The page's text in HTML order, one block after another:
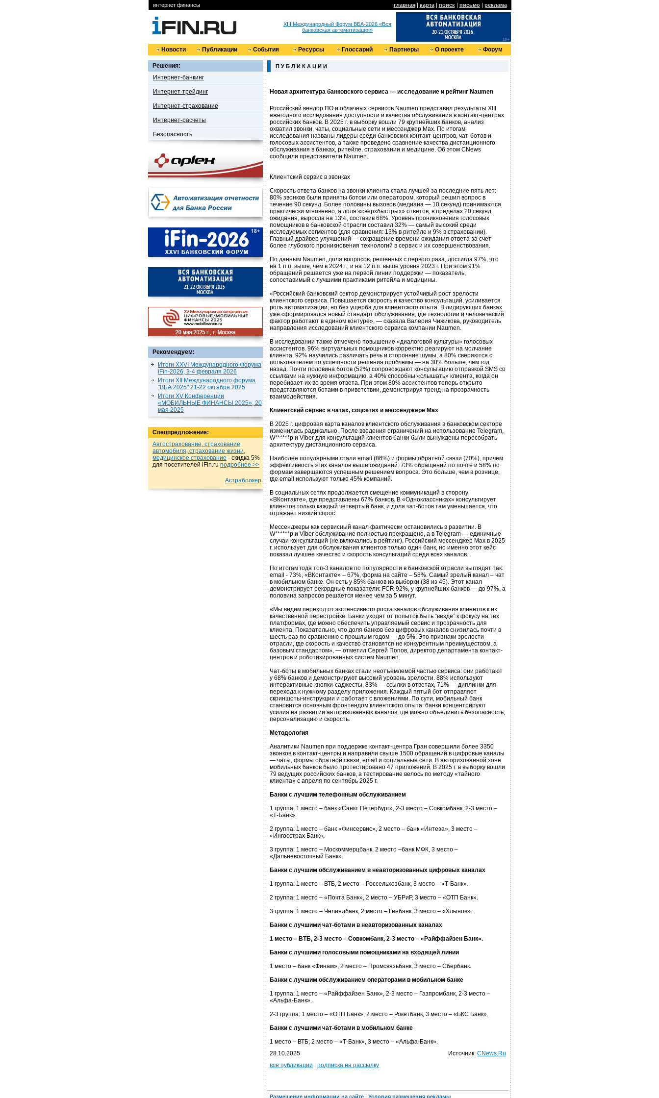
интернет финансы главная| карта| поиск| письмо| реклама
XIII Международный Форум ВБА-2026 «Вся
банковская автоматизация»
Новости Публикации События Ресурсы Глоссарий Партнеры О проекте Форум
Решения:
Интернет-банкинг
Интернет-трейдинг
Интернет-страхование
Интернет-расчеты
Безопасность
Рекомендуем:
Итоги XXVI Международного Форума
iFin-2026, 3-4 февраля 2026
Итоги XII Международного форума
"ВБА 2025" 21-22 октября 2025
Итоги XV Конференции
«МОБИЛЬНЫЕ ФИНАНСЫ 2025», 20
мая 2025
Спецпредложение:
Автострахование, страхование
автомобиля, страхование жизни,
медицинское страхование - cкидка 5%
для посетителей iFin.ru подробнеe >>
Астраброкер
П У Б Л И К А Ц И И
Новая архитектура банковского сервиса — исследование и рейтинг Naumen
Российский вендор ПО и облачных сервисов Naumen представил результаты XIII
ежегодного исследования доступности и качества обслуживания в контакт-центрах
российских банков. В 2025 г. в выборку вошли 79 крупнейших банков, анализ
охватил звонки, чаты, социальные сети и мессенджер Max. По итогам
исследования названы лидеры среди банковских контакт-центров, чат-ботов и
голосовых ассистентов, а также проведено сравнение качества дистанционного
обслуживания в банках, ритейле, страховании и медицине. Об этом CNews
сообщили представители Naumen.
Клиентский сервис в звонках
Скорость ответа банков на звонки клиента стала лучшей за последние пять лет:
80% звонков были приняты ботом или оператором, который решил вопрос в
течение 90 секунд. Более половины вызовов (медиана — 10 секунд) принимаются
практически мгновенно, а доля «сверхбыстрых» ответов, в пределах 20 секунд
ожидания, выросла на 13%, составив 68%. Уровень проникновения голосовых
помощников в банковской отрасли составил 32% — самый высокий среди
исследуемых сегментов (для сравнения: 13% в ритейле и 9% в страховании).
Главный драйвер улучшений — сокращение времени ожидания ответа за счет
более глубокого проникновения технологий в сервис и их совершенствования.
По данным Naumen, доля вопросов, решенных с первого раза, достигла 97%, что
на 1 п.п. выше, чем в 2024 г., и на 12 п.п. выше уровня 2023 г. При этом 91%
обращений решается уже на первой линии поддержки — показатель,
сопоставимый с лучшими практиками ритейла и медицины.
«Российский банковский сектор демонстрирует устойчивый рост зрелости
клиентского сервиса. Повышается скорость и качество консультаций, усиливается
роль автоматизации, но без ущерба для клиентского опыта. В лидирующих банках
уже сформировался новый стандарт обслуживания, где технологии и человеческий
фактор работают в едином контуре», — сказала Валерия Чижикова, руководитель
направления исследований клиентского сервиса компании Naumen.
В исследовании также отмечено повышение «диалоговой культуры» голосовых
ассистентов. 96% виртуальных помощников корректно реагируют на молчание
клиента, 92% научились различать речь и сторонние шумы, а 80% сверяются с
пользователем по успешности решения проблемы — на 30% больше, чем год
назад. Почти половина ботов (52%) сопровождают консультацию отправкой SMS со
ссылками на нужную информацию, а 40% способны «слышать» клиента, когда он
перебивает их во время ответа. При этом 80% ассистентов теперь открыто
представляются ботами в приветствии, демонстрируя тренд на прозрачность
взаимодействия.
Клиентский сервис в чатах, соцсетях и мессенджере Max
В 2025 г. цифровая карта каналов клиентского обслуживания в банковском секторе
изменилась радикально. После введения ограничений на использование Telegram,
W******p и Viber для консультаций клиентов банки были вынуждены пересобрать
архитектуру дистанционного сервиса.
Наиболее популярными стали email (86%) и формы обратной связи (70%), причем
эффективность этих каналов выше ожиданий: 73% обращений по почте и 58% по
формам завершаются успешным решением вопроса. Это больше, чем в рознице,
где email используют только 45% компаний.
В социальных сетях продолжается смещение коммуникаций в сторону
«ВКонтакте», где представлены 67% банков. В «Одноклассниках» консультирует
клиентов только каждый четвертый банк, и доля чат-ботов там уменьшается, что
отражает низкий спрос.
Мессенджеры как сервисный канал фактически остановились в развитии. В
W******p и Viber обслуживание полностью прекращено, а в Telegram — единичные
случаи консультаций (не включались в рейтинг). Российский мессенджер Max в 2025
г. использует для обслуживания клиентов только один банк, но именно этот кейс
показал лучшее качество и скорость консультаций среди всех каналов.
По итогам года топ-3 каналов по популярности в банковской отрасли выглядят так:
email - 73%, «ВКонтакте» – 67%, форма на сайте – 58%. Самый зрелый канал – чат
в мобильном банке. Он есть у 85% банков из выборки (38 из 45). Этот канал
демонстрирует рекордные показатели: FCR 92%, у крупнейших банков — до 97%, а
половина запросов решается менее чем за 5 минут.
«Мы видим переход от экстенсивного роста каналов обслуживания клиентов к их
качественной перестройке. Банки уходят от попыток быть “везде” к фокусу на тех
платформах, где можно обеспечить управляемый сервис и прозрачность для
клиента. Показательно, что доля банков без цифровых каналов снизилась почти в
шесть раз по сравнению с прошлым годом — до 5%. Это признаки зрелости
отрасли, где скорость и качество становятся не конкурентным преимуществом, а
базовым стандартом», — отметил Сергей Попов, директор департамента контакт-
центров и роботизированных систем Naumen.
Чат-боты в мобильных банках стали неотъемлемой частью сервиса: они работают
у 68% банков и демонстрируют высокий уровень зрелости. 88% используют
интерактивные кнопки-саджесты, 83% — ссылки в ответах, 71% — диплинки для
перехода к нужному разделу приложения. Каждый пятый бот отправляет
скриншоты-инструкции и работает с вложениями. По сути, мобильный банк
становится основным фронтендом клиентского опыта: банки концентрируют
усилия на развитии авторизованных каналов, где можно объединить безопасность,
персонализацию и скорость.
Методология
Аналитики Naumen при поддержке контакт-центра Гран совершили более 3350
звонков в контакт-центры и направили свыше 1500 обращений в цифровые каналы
— чаты, формы обратной связи, email и социальные сети. В авторизованной зоне
мобильных банков было протестировано 47 приложений. В 2025 г. в выборку вошли
79 ведущих российских банков, а тестирование велось по методу «тайного
клиента» с апреля по сентябрь 2025 г.
Банки с лучшим телефонным обслуживанием
1 группа: 1 место – банк «Санкт Петербург», 2-3 место – Совкомбанк, 2-3 место –
«Т-Банк».
2 группа: 1 место – банк «Финсервис», 2 место – банк «Интеза», 3 место –
«Ингосстрах Банк».
3 группа: 1 место – Москоммерцбанк, 2 место –банк МФК, 3 место –
«Дальневосточный Банк».
Банки с лучшим обслуживанием в неавторизованных цифровых каналах
1 группа: 1 место – ВТБ, 2 место – Россельхозбанк, 3 место – «Т-Банк».
2 группа: 1 место – «Почта Банк», 2 место – УБРиР, 3 место – «ОТП Банк».
3 группа: 1 место – Челиндбанк, 2 место – Генбанк, 3 место – «Хлынов».
Банки с лучшими чат-ботами в неавторизованных каналах
1 место – ВТБ, 2-3 место – Совкомбанк, 2-3 место – «Райффайзен Банк».
Банки с лучшими голосовыми помощниками на входящей линии
1 место – банк «Финам», 2 место – Промсвязьбанк, 3 место – Сбербанк.
Банки с лучшим обслуживанием операторами в мобильном банке
1 группа: 1 место – «Райффайзен Банк», 2-3 место – Газпромбанк, 2-3 место –
«Альфа-Банк».
2-3 группа: 1 место – «ОТП Банк», 2 место – Рокетбанк, 3 место – «БКС Банк».
Банки с лучшими чат-ботами в мобильном банке
1 место – ВТБ, 2 место – «Т-Банк», 3 место – «Альфа-Банк».
28.10.2025
Источник: CNews.Ru
все публикации
подписка на рассылку
Размещение информации на сайте | Условия размещения рекламы